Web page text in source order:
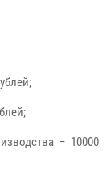
– 10000